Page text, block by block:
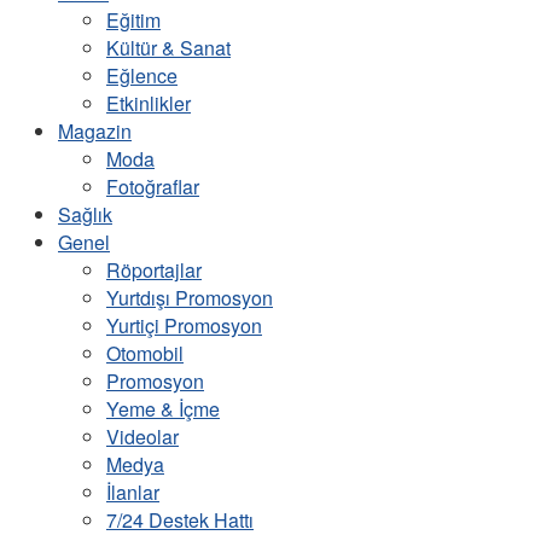
Eğitim
Kültür & Sanat
Eğlence
Etkinlikler
Magazin
Moda
Fotoğraflar
Sağlık
Genel
Röportajlar
Yurtdışı Promosyon
Yurtiçi Promosyon
Otomobil
Promosyon
Yeme & İçme
Videolar
Medya
İlanlar
7/24 Destek Hattı